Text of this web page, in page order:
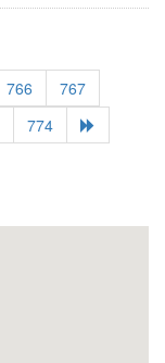
766
767
774